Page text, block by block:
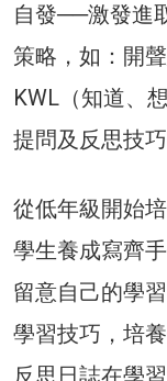
自發──激發進
策略，如：開
KWL（知道、
提問及反思技巧
從低年級開始
學生養成寫齊
留意自己的學
學習技巧，培
反思日誌在學